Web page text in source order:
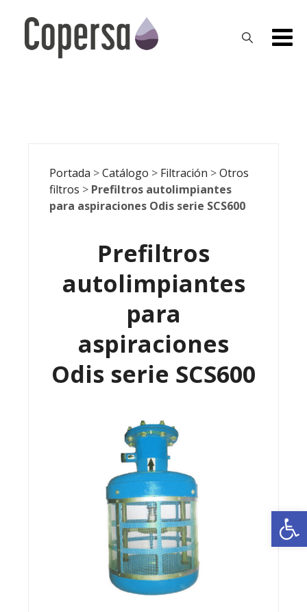
content
Portada >Catálogo > Filtración >Otros
filtros > Prefiltros autolimpiantes
para aspiraciones Odis serie SCS600
Prefiltros
autolimpiantes
para
aspiraciones
Odis serie SCS600